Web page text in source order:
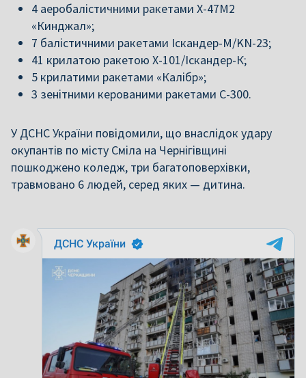
4 аеробалістичними ракетами Х-47М2
«Кинджал»;
7 балістичними ракетами Іскандер-М/KN-23;
41 крилатою ракетою Х-101/Іскандер-К;
5 крилатими ракетами «Калібр»;
3 зенітними керованими ракетами С-300.
У ДСНС України повідомили, що внаслідок удару
окупантів по місту Сміла на Чернігівщині
пошкоджено коледж, три багатоповерхівки,
травмовано 6 людей, серед яких — дитина.